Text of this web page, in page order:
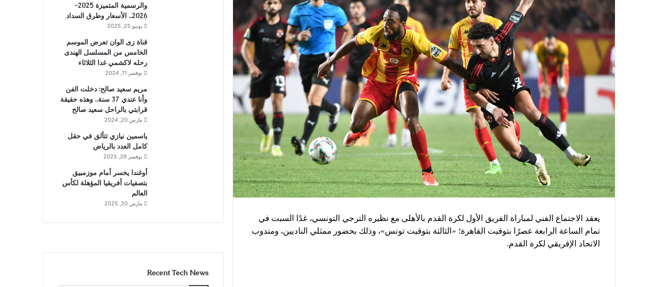
يعقد الاجتماع الفني لمباراة الفريق الأول لكرة القدم بالأهلى مع نظيره الترجي التونسي، غدًا السبت في
تمام الساعة الرابعة عصرًا بتوقيت القاهرة؛ «الثالثة بتوقيت تونس»، وذلك بحضور ممثلي الناديين، ومندوب
الاتحاد الإفريقي لكرة القدم.
والرسمية المتميزة 2025-
2026.. الأسعار وطرق السداد
يونيو 25, 2025
قناة زى الوان تعرض الموسم
الخامس من المسلسل الهندى
رحله لاكشمي غدا الثلاثاء
نوفمبر 11, 2024
مريم سعيد صالح: دخلت الفن
وأنا عندي 37 سنة.. وهذه حقيقة
قرابتي بالراحل سعيد صالح
مارس 20, 2024
ياسمين نيازي تتألق في حقل
كامل العدد بالرياض
نوفمبر 26, 2025
أوغندا يخسر أمام موزمبيق
بتصفيات أفريقيا المؤهلة لكأس
العالم
مارس 20, 2025
Recent Tech News